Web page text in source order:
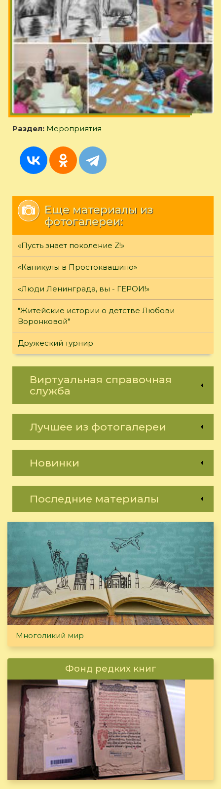
Раздел: Мероприятия
Еще материалы из
фотогалереи:
«Пусть знает поколение Z!»
«Каникулы в Простоквашино»
«Люди Ленинграда, вы - ГЕРОИ!»
"Житейские истории о детстве Любови
Воронковой"
Дружеский турнир
Виртуальная справочная
служба
Лучшее из фотогалереи
Новинки
Последние материалы
Многоликий мир
Фонд редких книг